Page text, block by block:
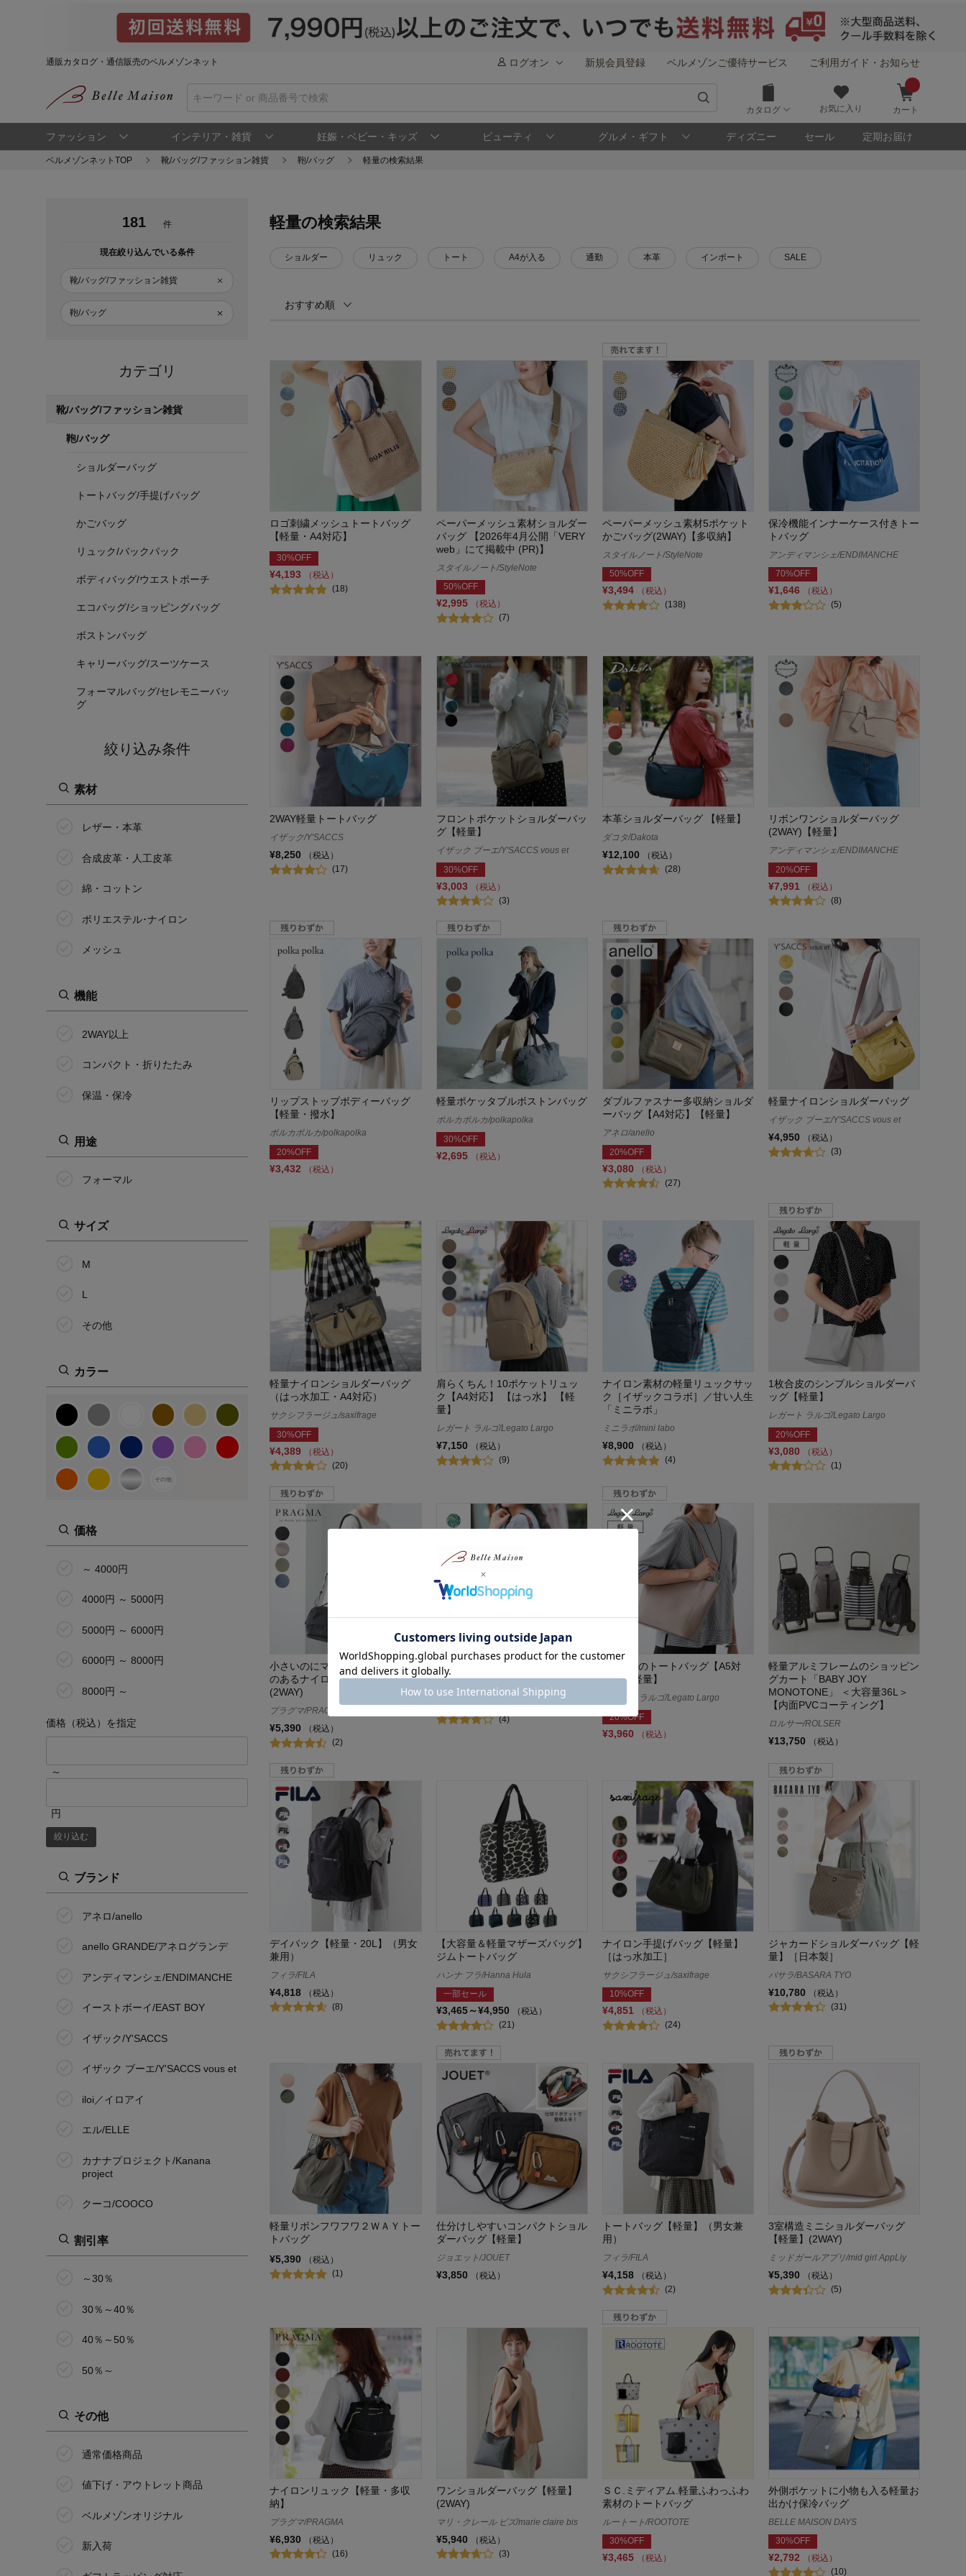
通販カタログ・通信販売のベルメゾンネット ログオン 新規会員登録 ベルメゾンご優待サービス ご利用ガイド・お知らせ
カタログ お気に入り カート
ファッション インテリア・雑貨 妊娠・ベビー・キッズ ビューティ グルメ・ギフト ディズニー セール 定期お届け
ベルメゾンネットTOP 靴/バッグ/ファッション雑貨 鞄/バッグ 軽量の検索結果
181 件
現在絞り込んでいる条件
靴/バッグ/ファッション雑貨
鞄/バッグ
カテゴリ
靴/バッグ/ファッション雑貨
鞄/バッグ
ショルダーバッグ
トートバッグ/手提げバッグ
かごバッグ
リュック/バックパック
ボディバッグ/ウエストポーチ
エコバッグ/ショッピングバッグ
ボストンバッグ
キャリーバッグ/スーツケース
フォーマルバッグ/セレモニーバッ
グ
絞り込み条件
素材
レザー・本革
合成皮革・人工皮革
綿・コットン
ポリエステル･ナイロン
メッシュ
機能
2WAY以上
コンパクト・折りたたみ
保温・保冷
用途
フォーマル
サイズ
M
L
その他
カラー
その他
価格
～ 4000円
4000円 ～ 5000円
5000円 ～ 6000円
6000円 ～ 8000円
8000円 ～
価格（税込）を指定
～
円
絞り込む
ブランド
アネロ/anello
anello GRANDE/アネログランデ
アンディマンシェ/ENDIMANCHE
イーストボーイ/EAST BOY
イザック/Y'SACCS
イザック ブーエ/Y'SACCS vous et
iloi／イロアイ
エル/ELLE
カナナプロジェクト/Kanana
project
クーコ/COOCO
コールマン/Coleman
ピーナッツ/PEANUTS
ソレイユ/SOLEIL
ダコタ/Dakota
T・S・L
ディスカス/DISCUS
ディズニー/Disney
割引率
～30％
30％～40％
40％～50％
50％～
その他
通常価格商品
値下げ・アウトレット商品
ベルメゾンオリジナル
新入荷
軽量の検索結果
ショルダー リュック トート A4が入る 通勤 本革 インポート SALE
おすすめ順
ロゴ刺繍メッシュトートバッグ
【軽量・A4対応】
30%OFF
¥4,193
（税込）
(18)
ペーパーメッシュ素材ショルダー
バッグ 【2026年4月公開「VERY
web」にて掲載中 (PR)】
スタイルノート/StyleNote
50%OFF
¥2,995
（税込）
(7)
ペーパーメッシュ素材5ポケット
かごバッグ(2WAY)【多収納】
スタイルノート/StyleNote
50%OFF
¥3,494
（税込）
(138)
保冷機能インナーケース付きトー
トバッグ
アンディマンシェ/ENDIMANCHE
70%OFF
¥1,646
（税込）
(5)
2WAY軽量トートバッグ
イザック/Y'SACCS
¥8,250
（税込）
(17)
フロントポケットショルダーバッ
グ【軽量】
イザック ブーエ/Y'SACCS vous et
30%OFF
¥3,003
（税込）
(3)
本革ショルダーバッグ 【軽量】
ダコタ/Dakota
¥12,100
（税込）
(28)
リボンワンショルダーバッグ
(2WAY)【軽量】
アンディマンシェ/ENDIMANCHE
20%OFF
¥7,991
（税込）
(8)
リップストップボディーバッグ
【軽量・撥水】
ポルカポルカ/polkapolka
20%OFF
¥3,432 （税込）
軽量ポケッタブルボストンバッグ
ポルカポルカ/polkapolka
30%OFF
¥2,695 （税込）
ダブルファスナー多収納ショルダ
ーバッグ【A4対応】【軽量】
アネロ/anello
20%OFF
¥3,080
（税込）
(27)
軽量ナイロンショルダーバッグ
イザック ブーエ/Y'SACCS vous et
¥4,950
（税込）
(3)
軽量ナイロンショルダーバッグ
（はっ水加工・A4対応）
サクシフラージュ/saxifrage
30%OFF
¥4,389
（税込）
(20)
肩らくちん！10ポケットリュッ
ク【A4対応】 【はっ水】 【軽
量】
レガート ラルゴ/Legato Largo
¥7,150
（税込）
(9)
ナイロン素材の軽量リュックサッ
ク［イザックコラボ］／甘い人生
「ミニラボ」
ミニラボ/mini labo
¥8,900
（税込）
(4)
1枚合皮のシンプルショルダーバ
ッグ【軽量】
レガート ラルゴ/Legato Largo
20%OFF
¥3,080
（税込）
(1)
小さいのにマチたっぷり 光沢感
のあるナイロンショルダーバッグ
(2WAY)
プラグマ/PRAGMA
¥5,390
（税込）
(2)
柄がカワイイ軽量トートバッグ
21%OFF
¥1,998（税込）
(4)
1枚合皮のトートバッグ【A5対
応】【軽量】
レガート ラルゴ/Legato Largo
20%OFF
¥3,960 （税込）
軽量アルミフレームのショッピン
グカート「BABY JOY
MONOTONE」 ＜大容量36L＞
【内面PVCコーティング】
ロルサー/ROLSER
¥13,750 （税込）
デイパック【軽量・20L】（男女
兼用）
フィラ/FILA
¥4,818
（税込）
(8)
【大容量＆軽量マザーズバッグ】
ジムトートバッグ
ハンナ フラ/Hanna Hula
一部セール
¥3,465～¥4,950
（税込）
(21)
ナイロン手提げバッグ【軽量】
［はっ水加工］
サクシフラージュ/saxifrage
10%OFF
¥4,851
（税込）
(24)
ジャカードショルダーバッグ【軽
量】［日本製］
バサラ/BASARA TYO
¥10,780
（税込）
(31)
軽量リボンフワフワ２ＷＡＹトー
トバッグ
¥5,390
（税込）
(1)
仕分けしやすいコンパクトショル
ダーバッグ【軽量】
ジョエット/JOUET
¥3,850 （税込）
トートバッグ【軽量】（男女兼
用）
フィラ/FILA
¥4,158
（税込）
(2)
3室構造ミニショルダーバッグ
【軽量】(2WAY)
ミッドガールアプリ/mid girl AppLiy
¥5,390
（税込）
(5)
ナイロンリュック【軽量・多収
納】
プラグマ/PRAGMA
¥6,930
（税込）
(16)
ワンショルダーバッグ【軽量】
(2WAY)
マリ・クレール ビズ/marie claire bis
¥5,940
（税込）
(3)
ＳＣ.ミディアム.軽量ふわっふわ
素材のトートバッグ
ルートート/ROOTOTE
30%OFF
¥3,465 （税込）
外側ポケットに小物も入る軽量お
出かけ保冷バッグ
BELLE MAISON DAYS
30%OFF
¥2,792
（税込）
(10)